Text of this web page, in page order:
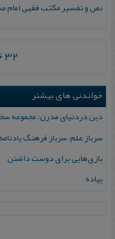
نص و تفسیر مکتب فقهی امام
32
خواندنی های بیشتر
دین دردنیای مدرن: مجموعه
سرباز علم‌، سرباز فرهنگ‌
بازی‌هایی برای دوست‌ داشتن
پیاده